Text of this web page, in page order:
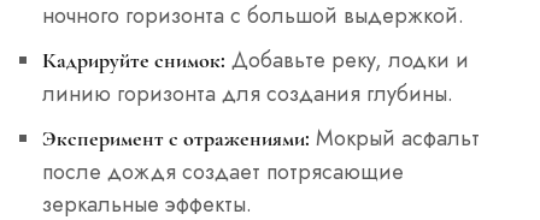
ночного горизонта с большой выдержкой.
Кадрируйте снимок: Добавьте реку, лодки и
линию горизонта для создания глубины.
Эксперимент с отражениями: Мокрый асфальт
после дождя создает потрясающие
зеркальные эффекты.